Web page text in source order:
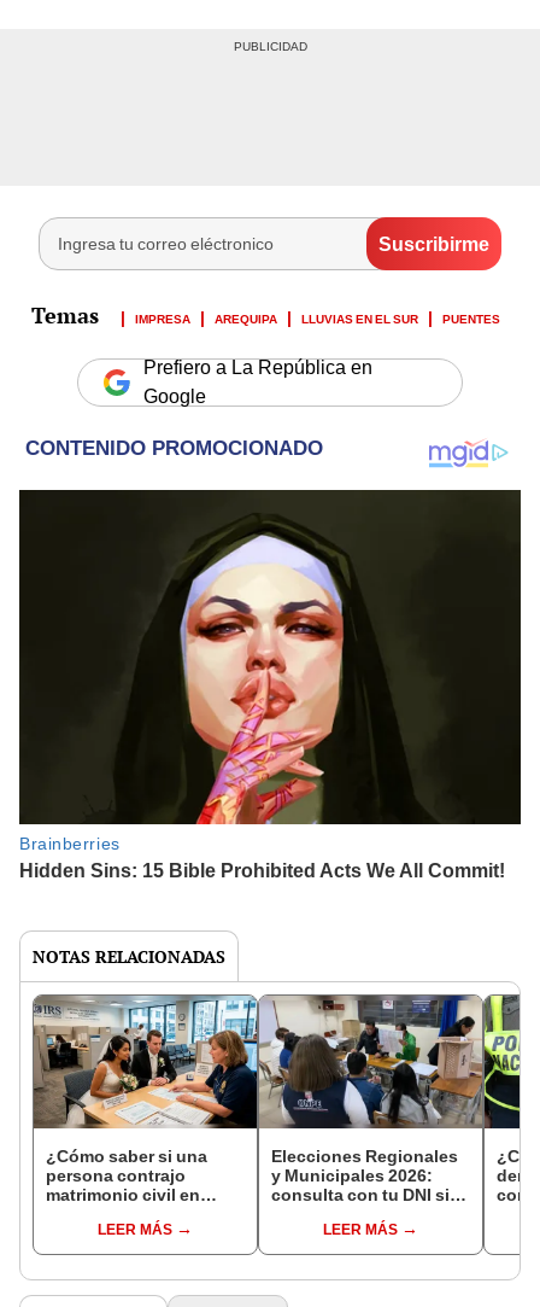
IMPRESA AREQUIPA LLUVIAS EN EL SUR PUENTES
Prefiero a La República en
Google
NOTAS RELACIONADAS
¿Cómo saber si una
persona contrajo
matrimonio civil en
LEER MÁS
Elecciones Regionales
y Municipales 2026:
consulta con tu DNI si
de mesa para este 4 de
octubre en el link oficial
LEER MÁS
con